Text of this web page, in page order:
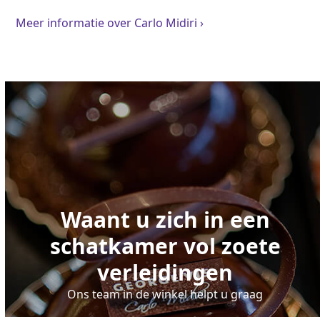
Meer informatie over Carlo Midiri ›
Waant u zich in een
schatkamer vol zoete
verleidingen
Ons team in de winkel helpt u graag